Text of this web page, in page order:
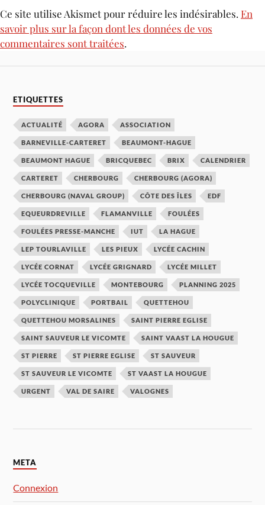
Ce site utilise Akismet pour réduire les indésirables. En
savoir plus sur la façon dont les données de vos
commentaires sont traitées.
ETIQUETTES
ACTUALITÉ AGORA ASSOCIATION
BARNEVILLE-CARTERET BEAUMONT-HAGUE
BEAUMONT HAGUE BRICQUEBEC BRIX CALENDRIER
CARTERET CHERBOURG CHERBOURG (AGORA)
CHERBOURG (NAVAL GROUP) CÔTE DES ÎLES EDF
EQUEURDREVILLE FLAMANVILLE FOULÉES
FOULÉES PRESSE-MANCHE IUT LA HAGUE
LEP TOURLAVILLE LES PIEUX LYCÉE CACHIN
LYCÉE CORNAT LYCÉE GRIGNARD LYCÉE MILLET
LYCÉE TOCQUEVILLE MONTEBOURG PLANNING 2025
POLYCLINIQUE PORTBAIL QUETTEHOU
QUETTEHOU MORSALINES SAINT PIERRE EGLISE
SAINT SAUVEUR LE VICOMTE SAINT VAAST LA HOUGUE
ST PIERRE ST PIERRE EGLISE ST SAUVEUR
ST SAUVEUR LE VICOMTE ST VAAST LA HOUGUE
URGENT VAL DE SAIRE VALOGNES
META
Connexion